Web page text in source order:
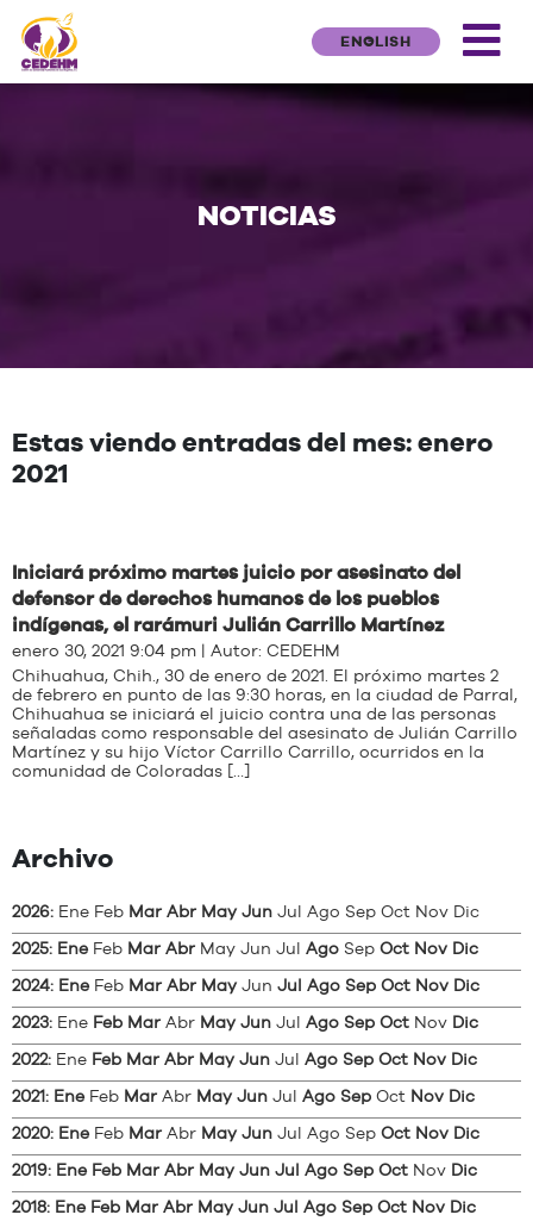
ENGLISH
NOTICIAS
Estas viendo entradas del mes: enero
2021
Iniciará próximo martes juicio por asesinato del
defensor de derechos humanos de los pueblos
indígenas, el rarámuri Julián Carrillo Martínez
enero 30, 2021 9:04 pm | Autor: CEDEHM
Chihuahua, Chih., 30 de enero de 2021. El próximo martes 2
de febrero en punto de las 9:30 horas, en la ciudad de Parral,
Chihuahua se iniciará el juicio contra una de las personas
señaladas como responsable del asesinato de Julián Carrillo
Martínez y su hijo Víctor Carrillo Carrillo, ocurridos en la
comunidad de Coloradas […]
Archivo
2026: Ene Feb Mar Abr May Jun Jul Ago Sep Oct Nov Dic
2025: Ene Feb Mar Abr May Jun Jul Ago Sep Oct Nov Dic
2024: Ene Feb Mar Abr May Jun Jul Ago Sep Oct Nov Dic
2023: Ene Feb Mar Abr May Jun Jul Ago Sep Oct Nov Dic
2022: Ene Feb Mar Abr May Jun Jul Ago Sep Oct Nov Dic
2021: Ene Feb Mar Abr May Jun Jul Ago Sep Oct Nov Dic
2020: Ene Feb Mar Abr May Jun Jul Ago Sep Oct Nov Dic
2019: Ene Feb Mar Abr May Jun Jul Ago Sep Oct Nov Dic
2018: Ene Feb Mar Abr May Jun Jul Ago Sep Oct Nov Dic